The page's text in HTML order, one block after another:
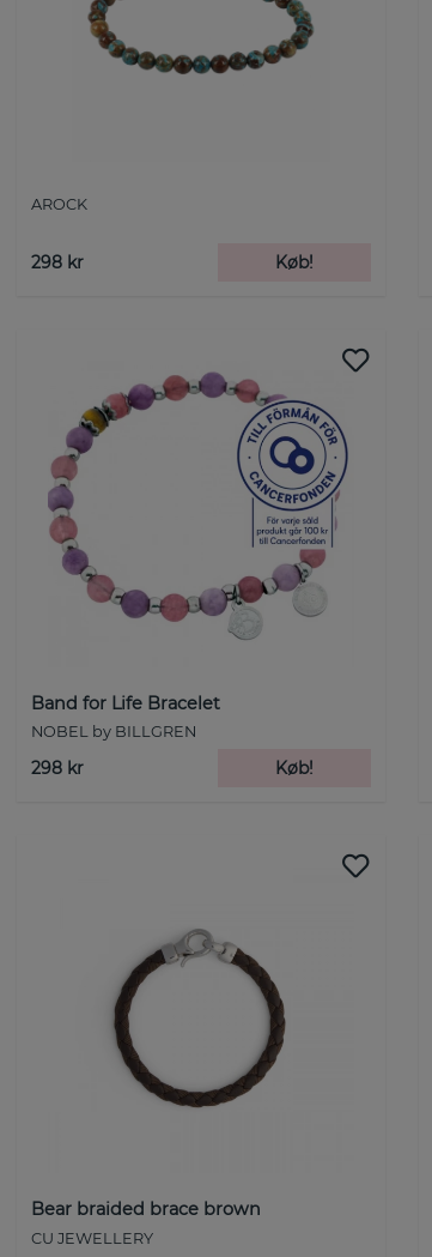
AROCK
298 kr Køb!
Band for Life Bracelet
NOBEL by BILLGREN
298 kr Køb!
Bear braided brace brown
CU JEWELLERY